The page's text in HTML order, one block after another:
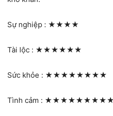
Sự nghiệp : ★★★★
Tài lộc : ★★★★★★
Sức khỏe : ★★★★★★★★
Tình cảm : ★★★★★★★★★